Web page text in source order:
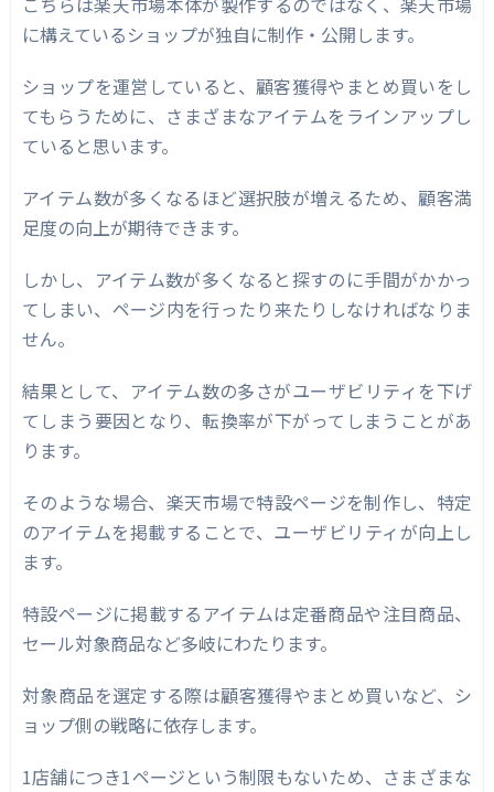
に構えているショップが独自に制作・公開します。
ショップを運営していると、顧客獲得やまとめ買いをし
てもらうために、さまざまなアイテムをラインアップし
ていると思います。
アイテム数が多くなるほど選択肢が増えるため、顧客満
足度の向上が期待できます。
しかし、アイテム数が多くなると探すのに手間がかかっ
てしまい、ページ内を行ったり来たりしなければなりま
せん。
結果として、アイテム数の多さがユーザビリティを下げ
てしまう要因となり、転換率が下がってしまうことがあ
ります。
そのような場合、楽天市場で特設ページを制作し、特定
のアイテムを掲載することで、ユーザビリティが向上し
ます。
特設ページに掲載するアイテムは定番商品や注目商品、
セール対象商品など多岐にわたります。
対象商品を選定する際は顧客獲得やまとめ買いなど、シ
ョップ側の戦略に依存します。
1店舗につき1ページという制限もないため、さまざまな